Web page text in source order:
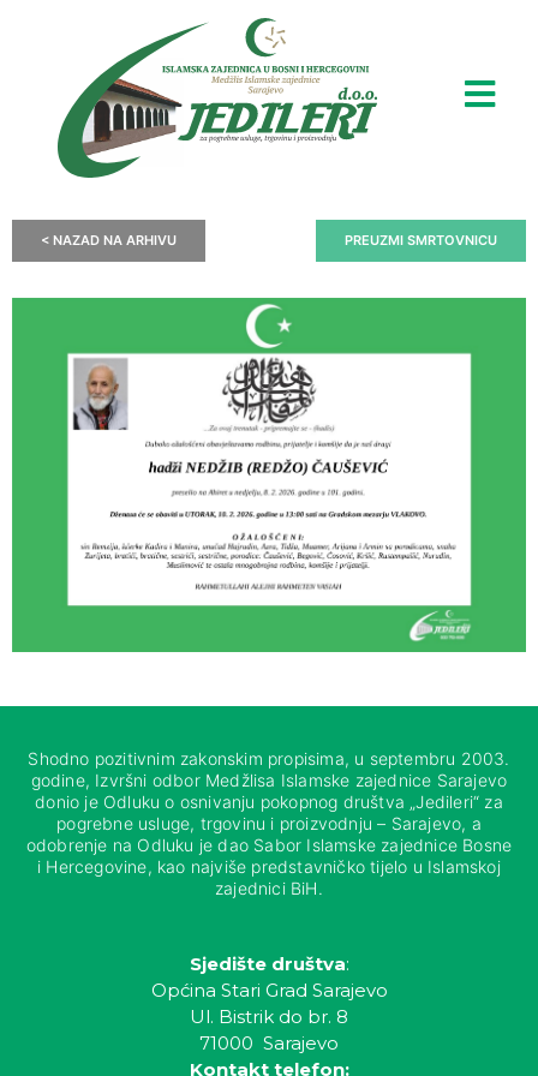
< NAZAD NA ARHIVU PREUZMI SMRTOVNICU
Shodno pozitivnim zakonskim propisima, u septembru 2003.
godine, Izvršni odbor Medžlisa Islamske zajednice Sarajevo
donio je Odluku o osnivanju pokopnog društva „Jedileri“ za
pogrebne usluge, trgovinu i proizvodnju – Sarajevo, a
odobrenje na Odluku je dao Sabor Islamske zajednice Bosne
i Hercegovine, kao najviše predstavničko tijelo u Islamskoj
zajednici BiH.
Sjedište društva:
Općina Stari Grad Sarajevo
Ul. Bistrik do br. 8
71000 Sarajevo
Kontakt telefon: